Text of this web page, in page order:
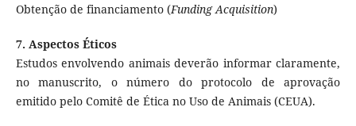
Obtenção de financiamento (Funding Acquisition)
7. Aspectos Éticos
Estudos envolvendo animais deverão informar claramente,
no manuscrito, o número do protocolo de aprovação
emitido pelo Comitê de Ética no Uso de Animais (CEUA).